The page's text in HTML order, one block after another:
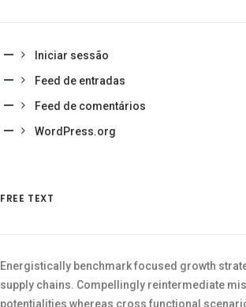
Iniciar sessão
Feed de entradas
Feed de comentários
WordPress.org
FREE TEXT
Energistically benchmark focused growth
supply chains. Compellingly reintermediate
potentialities whereas cross functional